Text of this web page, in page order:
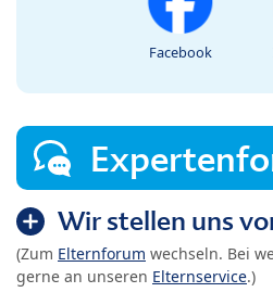
Facebook
Wir stellen uns
(Zum Elternforum wechseln. Bei
gerne an unseren Elternservice.)